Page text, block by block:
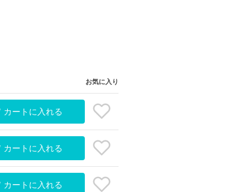
お気に入り
カートに入れる
カートに入れる
カートに入れる